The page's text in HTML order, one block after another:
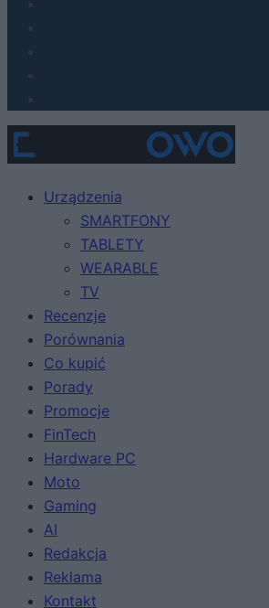
Urządzenia
SMARTFONY
TABLETY
WEARABLE
TV
Recenzje
Porównania
Co kupić
Porady
Promocje
FinTech
Hardware PC
Moto
Gaming
AI
Redakcja
Reklama
Kontakt